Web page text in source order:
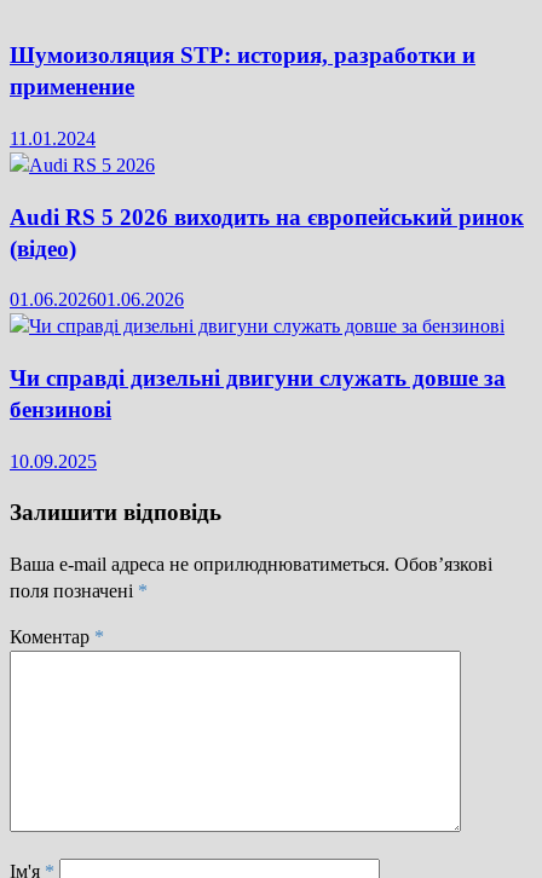
Шумоизоляция STP: история, разработки и
применение
11.01.2024
Audi RS 5 2026 виходить на європейський ринок
(відео)
01.06.202601.06.2026
Чи справді дизельні двигуни служать довше за
бензинові
10.09.2025
Залишити відповідь
Ваша e-mail адреса не оприлюднюватиметься. Обов’язкові
поля позначені *
Коментар *
Ім'я *